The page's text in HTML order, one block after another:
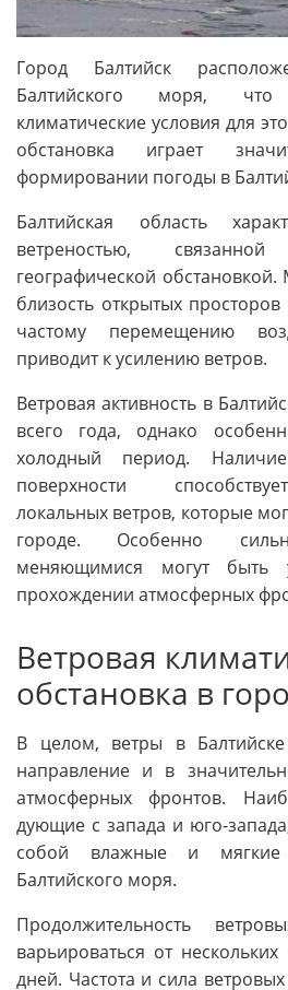
Город Балтийск
Балтийского моря,
климатические условия для
обстановка играет
формировании погоды в
Балтийская область
ветреностью,
географической
близость открытых
частому перемещению
приводит к усилению ветров.
Ветровая активность в
всего года, однако
холодный период.
поверхности
локальных ветров, которые
городе. Особенно
меняющимися могут быть
прохождении атмосферных
Ветровая
обстановка в
В целом, ветры в
направление и в
атмосферных фронтов.
дующие с запада и юго-
собой влажные и
Балтийского моря.
Продолжительность
варьироваться от
дней. Частота и сила